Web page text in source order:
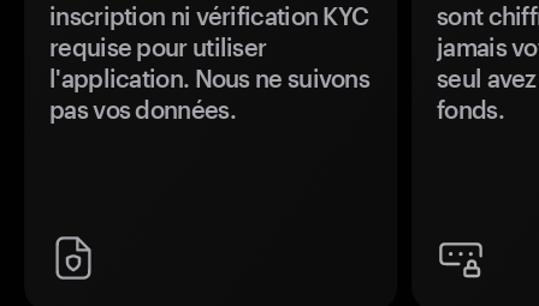
inscription ni vérification KYC
requise pour utiliser
l'application. Nous ne suivons
pas vos données.
sont
jamais
seul
fonds.